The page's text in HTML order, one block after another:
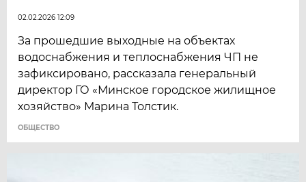
02.02.2026 12:09
За прошедшие выходные на объектах
водоснабжения и теплоснабжения ЧП не
зафиксировано, рассказала генеральный
директор ГО «Минское городское жилищное
хозяйство» Марина Толстик.
ОБЩЕСТВО